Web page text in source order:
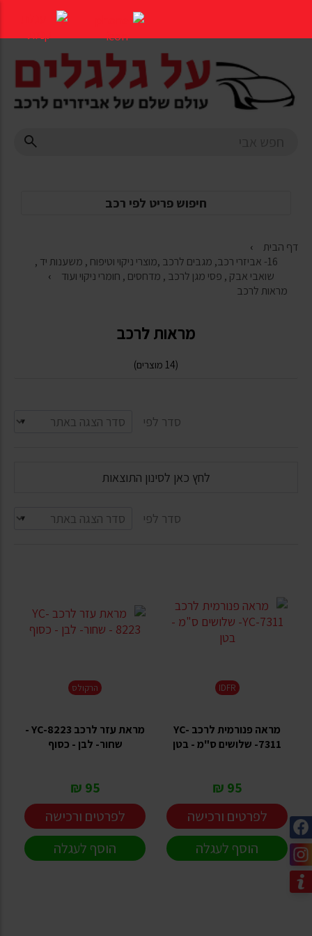
העמוד
חיפוש פריט לפי רכב
דף הבית
16- אביזרי רכב, מגבים לרכב ,מוצרי ניקוי וטיפוח , משענות יד ,
שואבי אבק , פסי מגן לרכב , מדחסים , חומרי ניקוי ועוד
מראות לרכב
מראות לרכב
(14 מוצרים)
סדר לפי
לחץ כאן לסינון התוצאות
סדר לפי
IDFR
מראה פנורמית לרכב YC-
7311- שלושים ס"מ - בטן
95 ₪
לפרטים ורכישה
הוסף לעגלה
הרקולס
מראת עזר לרכב YC-8223 -
שחור- לבן - כסוף
95 ₪
לפרטים ורכישה
הוסף לעגלה